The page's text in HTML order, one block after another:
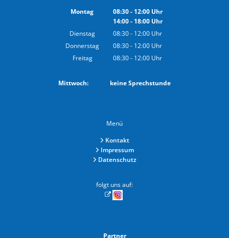
Montag
08:30- 12:00Uhr
Von 08:30 bis 12:00 Uhr
14:00- 18:00Uhr
Von 14:00 bis 18:00 Uhr
Dienstag 08:30- 12:00 Uhr
Von 08:30 bis 12:00 Uhr
Donnerstag 08:30- 12:00 Uhr
Von 08:30 bis 12:00 Uhr
Freitag 08:30- 12:00 Uhr
Mittwoch: keine Sprechstunde
Menü
Kontakt
Impressum
Datenschutz
folgt uns auf:
Partner